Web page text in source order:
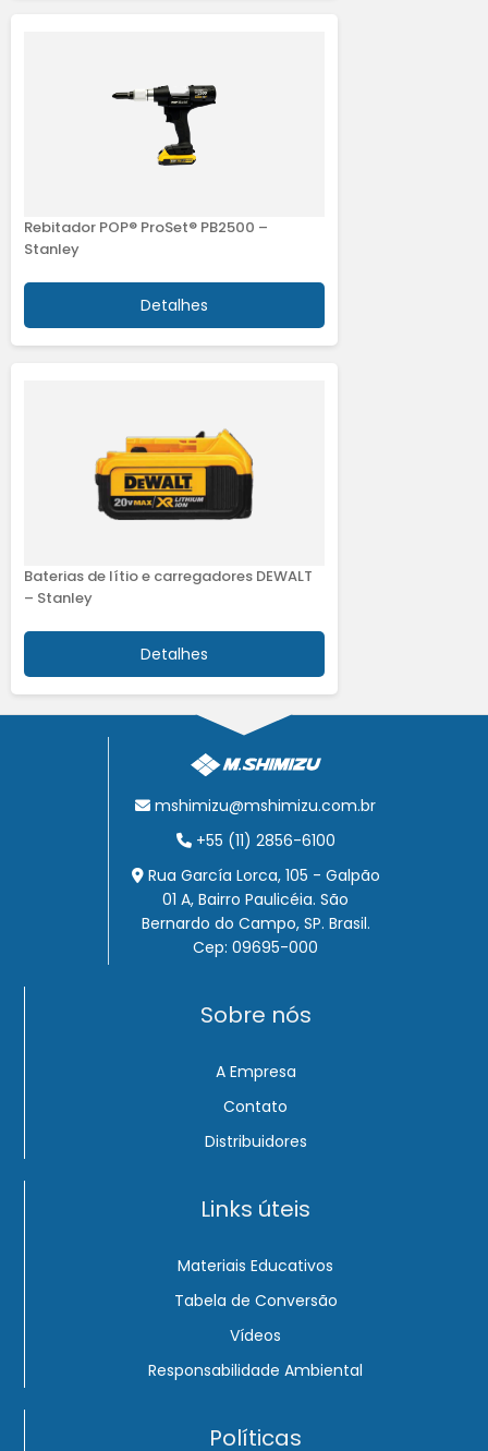
Rebitador POP® ProSet® PB2500 –
Stanley
Detalhes
Baterias de lítio e carregadores DEWALT
– Stanley
Detalhes
mshimizu@mshimizu.com.br
+55 (11) 2856-6100
Rua García Lorca, 105 - Galpão
01 A, Bairro Paulicéia. São
Bernardo do Campo, SP. Brasil.
Cep: 09695-000
Sobre nós
A Empresa
Contato
Distribuidores
Links úteis
Materiais Educativos
Tabela de Conversão
Vídeos
Responsabilidade Ambiental
Políticas